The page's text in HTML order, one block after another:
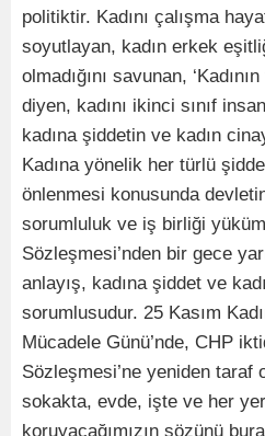
politiktir. Kadını çalışma
soyutlayan, kadın erkek
olmadığını savunan,
diyen, kadını ikinci sınıf
kadına şiddetin ve kadın
Kadına yönelik her türlü
önlenmesi konusunda
sorumluluk ve iş birliği
Sözleşmesi’nden bir gece
anlayış, kadına şiddet ve
sorumlusudur. 25 Kasım
Mücadele Günü’nde, CHP
Sözleşmesi’ne yeniden taraf
sokakta, evde, işte ve her
koruyacağımızın sözünü